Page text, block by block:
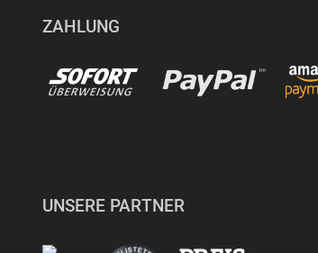
ZAHLUNG
UNSERE PARTNER